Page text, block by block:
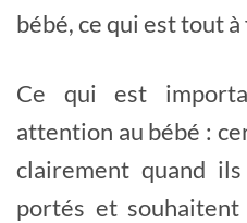
bébé, ce qui est tout
Ce qui est
attention au bébé :
clairement quand
portés et